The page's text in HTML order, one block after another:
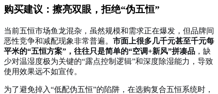
购买建议：擦亮双眼，拒绝“伪五恒”
当前五恒市场鱼龙混杂，虽然规模和需求正在爆发，但品牌间
恶性竞争和减配现象非常普遍。 市面上很多几千元甚至千元每
平米的“五恒方案”，往往只是简单的“空调+新风”拼凑品 ，缺
少对温湿度极为关键的“露点控制逻辑”和深度除湿能力，导致
使用效果远不如宣传。
为了避免掉入“低配伪五恒”的陷阱，在选购复合五恒系统时，